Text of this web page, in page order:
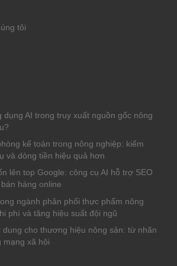
tôi
dụng AI trong truy xuất nguồn gốc nông
kế toán trong nông nghiệp: kiểm
và dòng tiền hiệu quả hơn
lên top Google: công cụ AI hỗ trợ SEO
hàng online
ngành phân phối thực phẩm nông
phí và tăng hiệu suất đội ngũ
dung cho thương hiệu nông sản: từ nhãn
mạng xã hội